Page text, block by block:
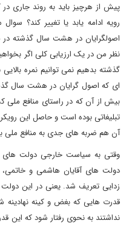
پیش از هرچیز باید به روند جاری
رویه ادامه یابد یا تغییر کند؟
اصولگرایان در هشت سال گذشته
نظر من در یک ارزیابی کلی اگر
گذشته بدهیم نمی توانیم نمره
ای که اصول گرایان در هشت سال
بیش از آن که در راستای منافع ملی
تبلیغاتی بوده است و حاصل این
آن هم ضربه های جدی به منافع ملی
وقتی به سیاست خارجی دولت های
دولت های آقایان هاشمی و
زدایی تعریف شد. یعنی در این دولت
قدرت هایی که بغض و کینه
نداشتند به نحوی رفتار شود که این